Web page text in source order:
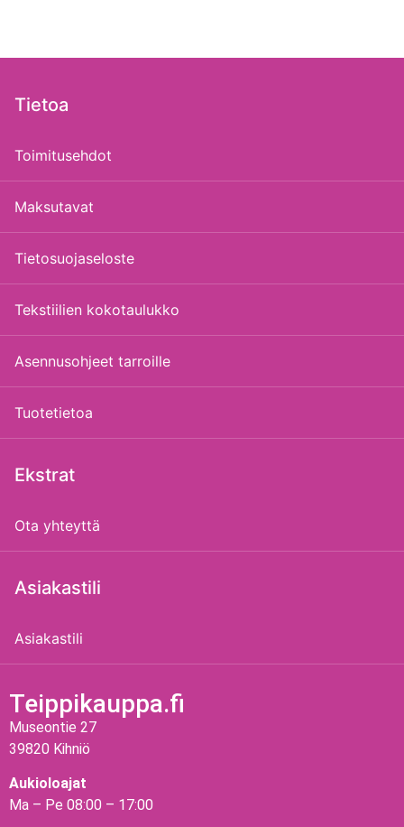
Tietoa
Toimitusehdot
Maksutavat
Tietosuojaseloste
Tekstiilien kokotaulukko
Asennusohjeet tarroille
Tuotetietoa
Ekstrat
Ota yhteyttä
Asiakastili
Asiakastili
Teippikauppa.fi
Museontie 27
39820 Kihniö
Aukioloajat
Ma – Pe 08:00 – 17:00